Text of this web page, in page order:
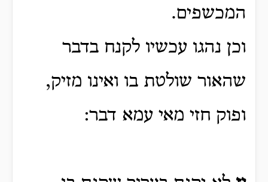
המכשפים.
וכן נהגו עכשיו לקנח בדבר
שהאור שולטת בו ואינו מזיק,
ופוק חזי מאי עמא דבר: